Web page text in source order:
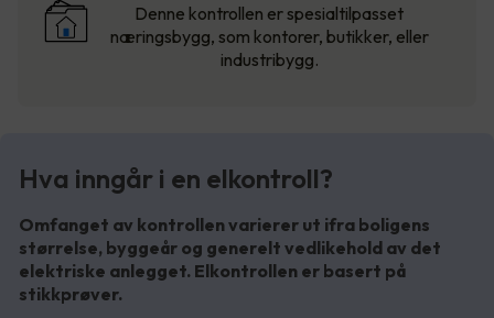
Denne kontrollen er spesialtilpasset
næringsbygg, som kontorer, butikker, eller
industribygg.
Hva inngår i en elkontroll?
Omfanget av kontrollen varierer ut ifra boligens
størrelse, byggeår og generelt vedlikehold av det
elektriske anlegget. Elkontrollen er basert på
stikkprøver.